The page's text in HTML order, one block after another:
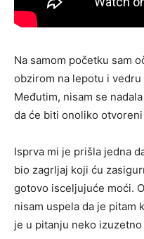
Na samom početku sam
obzirom na lepotu i
Međutim, nisam se
da će biti onoliko
Isprva mi je prišla jedna
bio zagrljaj koji ću
gotovo isceljujuće moći.
nisam uspela da je pitam
je u pitanju neko izuzetno